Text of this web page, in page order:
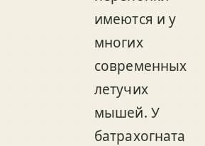
имеются и у
многих
современных
летучих
мышей. У
батрахогната